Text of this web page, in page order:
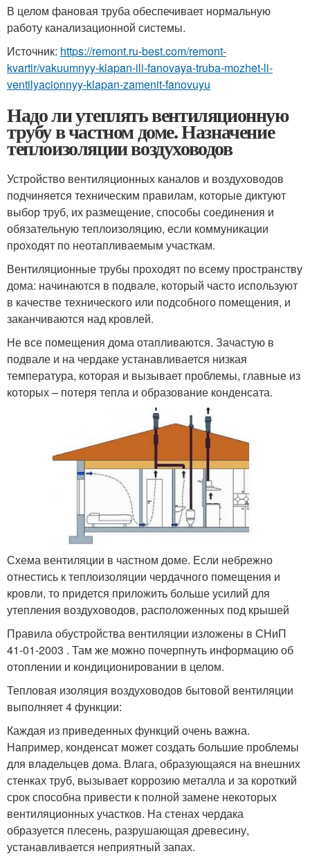
В целом фановая труба обеспечивает нормальную
работу канализационной системы.
Источник: https://remont.ru-best.com/remont-
kvartir/vakuumnyy-klapan-ili-fanovaya-truba-mozhet-li-
ventilyacionnyy-klapan-zamenit-fanovuyu
Надо ли утеплять вентиляционную
трубу в частном доме. Назначение
теплоизоляции воздуховодов
Устройство вентиляционных каналов и воздуховодов
подчиняется техническим правилам, которые диктуют
выбор труб, их размещение, способы соединения и
обязательную теплоизоляцию, если коммуникации
проходят по неотапливаемым участкам.
Вентиляционные трубы проходят по всему пространству
дома: начинаются в подвале, который часто используют
в качестве технического или подсобного помещения, и
заканчиваются над кровлей.
Не все помещения дома отапливаются. Зачастую в
подвале и на чердаке устанавливается низкая
температура, которая и вызывает проблемы, главные из
которых – потеря тепла и образование конденсата.
Схема вентиляции в частном доме. Если небрежно
отнестись к теплоизоляции чердачного помещения и
кровли, то придется приложить больше усилий для
утепления воздуховодов, расположенных под крышей
Правила обустройства вентиляции изложены в СНиП
41-01-2003 . Там же можно почерпнуть информацию об
отоплении и кондиционировании в целом.
Тепловая изоляция воздуховодов бытовой вентиляции
выполняет 4 функции:
Каждая из приведенных функций очень важна.
Например, конденсат может создать большие проблемы
для владельцев дома. Влага, образующаяся на внешних
стенках труб, вызывает коррозию металла и за короткий
срок способна привести к полной замене некоторых
вентиляционных участков. На стенах чердака
образуется плесень, разрушающая древесину,
устанавливается неприятный запах.